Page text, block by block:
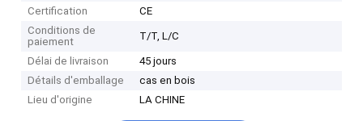
Certification
CE
Conditions de
paiement
T/T, L/C
Délai de livraison
45 jours
Détails d'emballage
cas en bois
Lieu d'origine
LA CHINE